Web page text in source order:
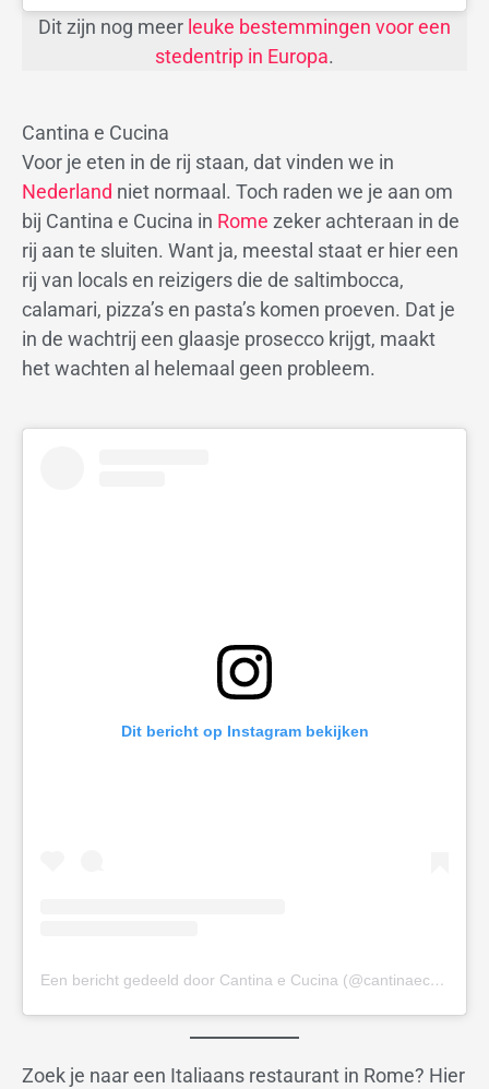
Dit zijn nog meer leuke bestemmingen voor een
stedentrip in Europa.
Cantina e Cucina
Voor je eten in de rij staan, dat vinden we in
Nederland niet normaal. Toch raden we je aan om
bij Cantina e Cucina in Rome zeker achteraan in de
rij aan te sluiten. Want ja, meestal staat er hier een
rij van locals en reizigers die de saltimbocca,
calamari, pizza’s en pasta’s komen proeven. Dat je
in de wachtrij een glaasje prosecco krijgt, maakt
het wachten al helemaal geen probleem.
Dit bericht op Instagram bekijken
Een bericht gedeeld door Cantina e Cucina (@cantinaecucinaosteriadicitta)
Zoek je naar een Italiaans restaurant in Rome? Hier